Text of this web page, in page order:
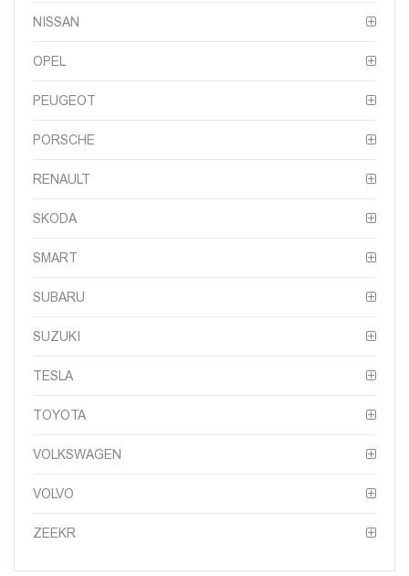
NISSAN
OPEL
PEUGEOT
PORSCHE
RENAULT
SKODA
SMART
SUBARU
SUZUKI
TESLA
TOYOTA
VOLKSWAGEN
VOLVO
ZEEKR